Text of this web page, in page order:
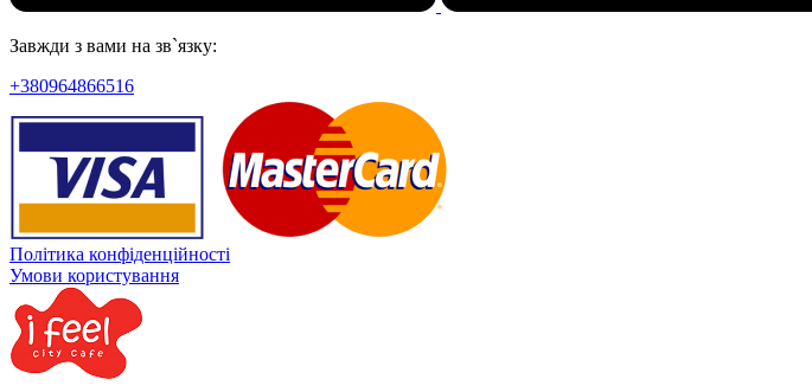
Завжди з вами на зв`язку:
+380964866516
Політика конфіденційності
Умови користування